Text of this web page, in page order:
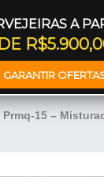
A
DE
GARANTIR
Prmq-15 –